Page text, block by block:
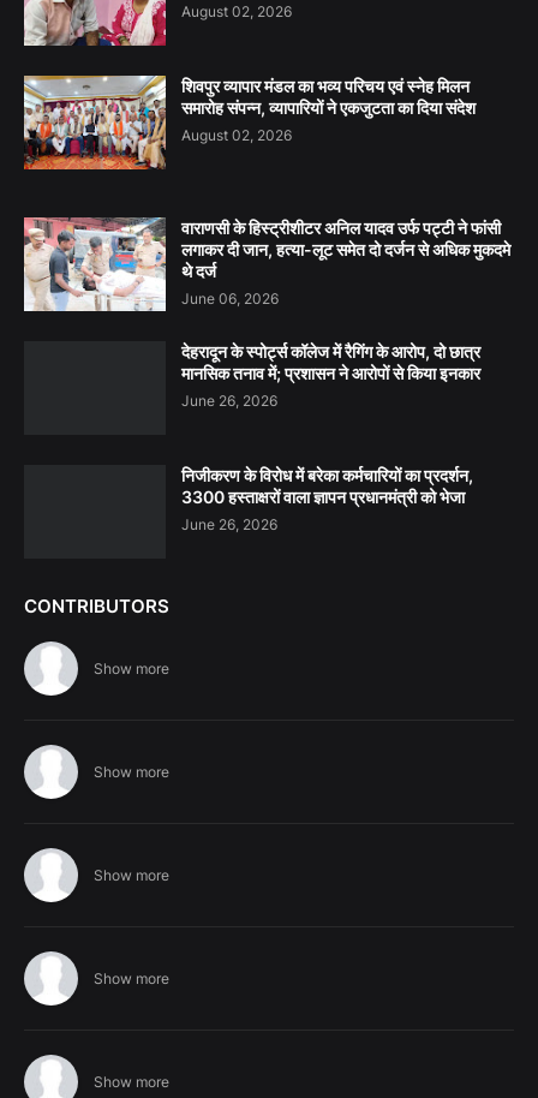
August 02, 2026
शिवपुर व्यापार मंडल का भव्य परिचय एवं स्नेह मिलन
समारोह संपन्न, व्यापारियों ने एकजुटता का दिया संदेश
August 02, 2026
वाराणसी के हिस्ट्रीशीटर अनिल यादव उर्फ पट्टी ने फांसी
लगाकर दी जान, हत्या-लूट समेत दो दर्जन से अधिक मुकदमे
थे दर्ज
June 06, 2026
देहरादून के स्पोर्ट्स कॉलेज में रैगिंग के आरोप, दो छात्र
मानसिक तनाव में; प्रशासन ने आरोपों से किया इनकार
June 26, 2026
निजीकरण के विरोध में बरेका कर्मचारियों का प्रदर्शन,
3300 हस्ताक्षरों वाला ज्ञापन प्रधानमंत्री को भेजा
June 26, 2026
CONTRIBUTORS
Show more
Show more
Show more
Show more
Show more